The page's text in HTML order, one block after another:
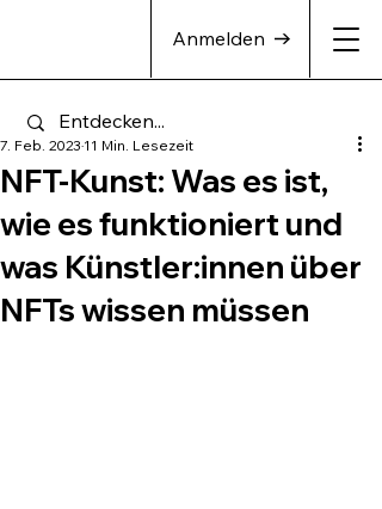
Anmelden
NFT-Kunst: Was es ist,
wie es funktioniert und
was Künstler:innen über
NFTs wissen müssen
7. Feb. 2023 11 Min. Lesezeit